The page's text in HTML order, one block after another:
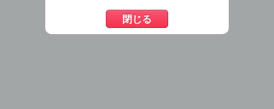
閉じる